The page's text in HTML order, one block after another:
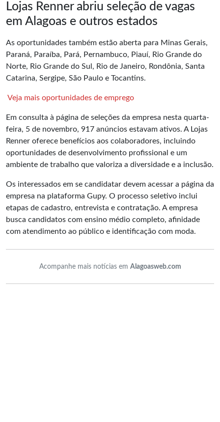
Lojas Renner abriu seleção de vagas
em Alagoas e outros estados
As oportunidades também estão aberta para Minas Gerais,
Paraná, Paraíba, Pará, Pernambuco, Piauí, Rio Grande do
Norte, Rio Grande do Sul, Rio de Janeiro, Rondônia, Santa
Catarina, Sergipe, São Paulo e Tocantins.
Veja mais oportunidades de emprego
Em consulta à página de seleções da empresa nesta quarta-
feira, 5 de novembro, 917 anúncios estavam ativos. A Lojas
Renner oferece benefícios aos colaboradores, incluindo
oportunidades de desenvolvimento profissional e um
ambiente de trabalho que valoriza a diversidade e a inclusão.
Os interessados em se candidatar devem acessar a página da
empresa na plataforma Gupy. O processo seletivo inclui
etapas de cadastro, entrevista e contratação. A empresa
busca candidatos com ensino médio completo, afinidade
com atendimento ao público e identificação com moda.
Acompanhe mais notícias em Alagoasweb.com